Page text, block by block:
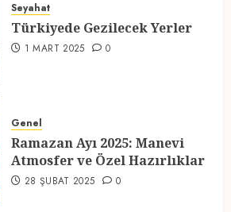
1 MART 2025
Atmosfer ve Özel Hazırlıklar
28 ŞUBAT 2025 0
Seyahat
Türkiyede Gezilecek Yerler
1 MART 2025 0
Genel
Ramazan Ayı 2025: Manevi
Atmosfer ve Özel Hazırlıklar
28 ŞUBAT 2025 0